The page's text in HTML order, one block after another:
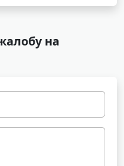
на